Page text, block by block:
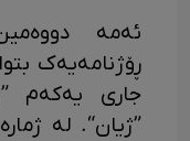
ئەمە
ڕۆژنامەیەک
جاری یەکەم